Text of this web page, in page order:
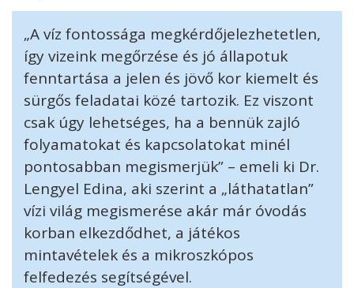
„A víz fontossága megkérdőjelezhetetlen,
így vizeink megőrzése és jó állapotuk
fenntartása a jelen és jövő kor kiemelt és
sürgős feladatai közé tartozik. Ez viszont
csak úgy lehetséges, ha a bennük zajló
folyamatokat és kapcsolatokat minél
pontosabban megismerjük” – emeli ki Dr.
Lengyel Edina, aki szerint a „láthatatlan”
vízi világ megismerése akár már óvodás
korban elkezdődhet, a játékos
mintavételek és a mikroszkópos
felfedezés segítségével.